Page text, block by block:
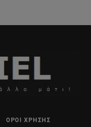
ΌΡΟΙ ΧΡΉΣΗΣ